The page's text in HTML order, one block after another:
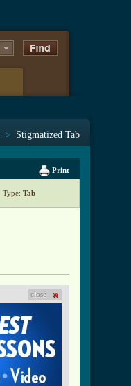
> Stigmatized Tab
Print
Type: Tab
close